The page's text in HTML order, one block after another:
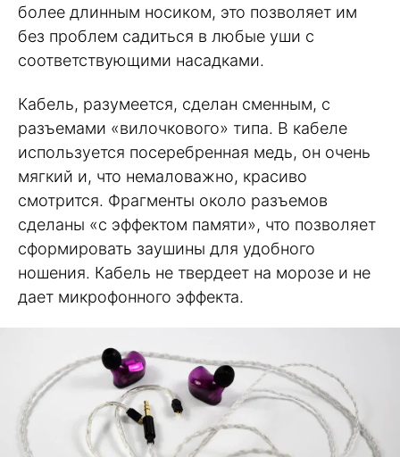
более длинным носиком, это позволяет им
без проблем садиться в любые уши с
соответствующими насадками.
Кабель, разумеется, сделан сменным, с
разъемами «вилочкового» типа. В кабеле
используется посеребренная медь, он очень
мягкий и, что немаловажно, красиво
смотрится. Фрагменты около разъемов
сделаны «с эффектом памяти», что позволяет
сформировать заушины для удобного
ношения. Кабель не твердеет на морозе и не
дает микрофонного эффекта.